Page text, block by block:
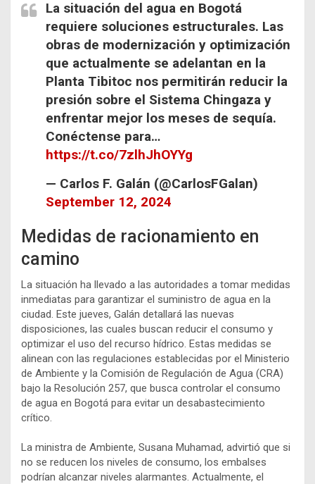
La situación del agua en Bogotá
requiere soluciones estructurales. Las
obras de modernización y optimización
que actualmente se adelantan en la
Planta Tibitoc nos permitirán reducir la
presión sobre el Sistema Chingaza y
enfrentar mejor los meses de sequía.
Conéctense para…
https://t.co/7zlhJhOYYg
— Carlos F. Galán (@CarlosFGalan)
September 12, 2024
Medidas de racionamiento en
camino
La situación ha llevado a las autoridades a tomar medidas
inmediatas para garantizar el suministro de agua en la
ciudad. Este jueves, Galán detallará las nuevas
disposiciones, las cuales buscan reducir el consumo y
optimizar el uso del recurso hídrico. Estas medidas se
alinean con las regulaciones establecidas por el Ministerio
de Ambiente y la Comisión de Regulación de Agua (CRA)
bajo la Resolución 257, que busca controlar el consumo
de agua en Bogotá para evitar un desabastecimiento
crítico.
La ministra de Ambiente, Susana Muhamad, advirtió que si
no se reducen los niveles de consumo, los embalses
podrían alcanzar niveles alarmantes. Actualmente, el